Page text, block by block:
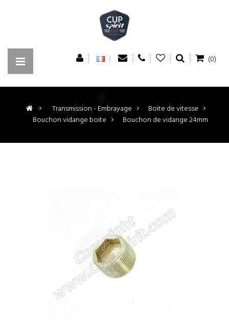
(0)
> Transmission - Embrayage >
Boite de vitesse
Bouchon vidange boite > Bouchon de vidange 24mm